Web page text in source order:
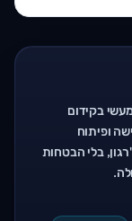
בקידום
ופיתוח
בלי הבטחות